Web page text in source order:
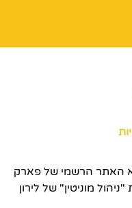
האתר הרשמי של פארק
מוניטין" של לירון